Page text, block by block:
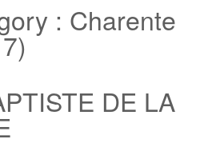
: Charente
DE LA